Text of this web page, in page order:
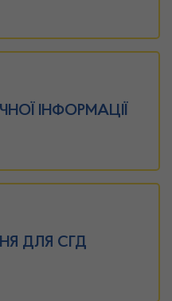
ІНФОРМАЦІЇ
ДЛЯ СГД